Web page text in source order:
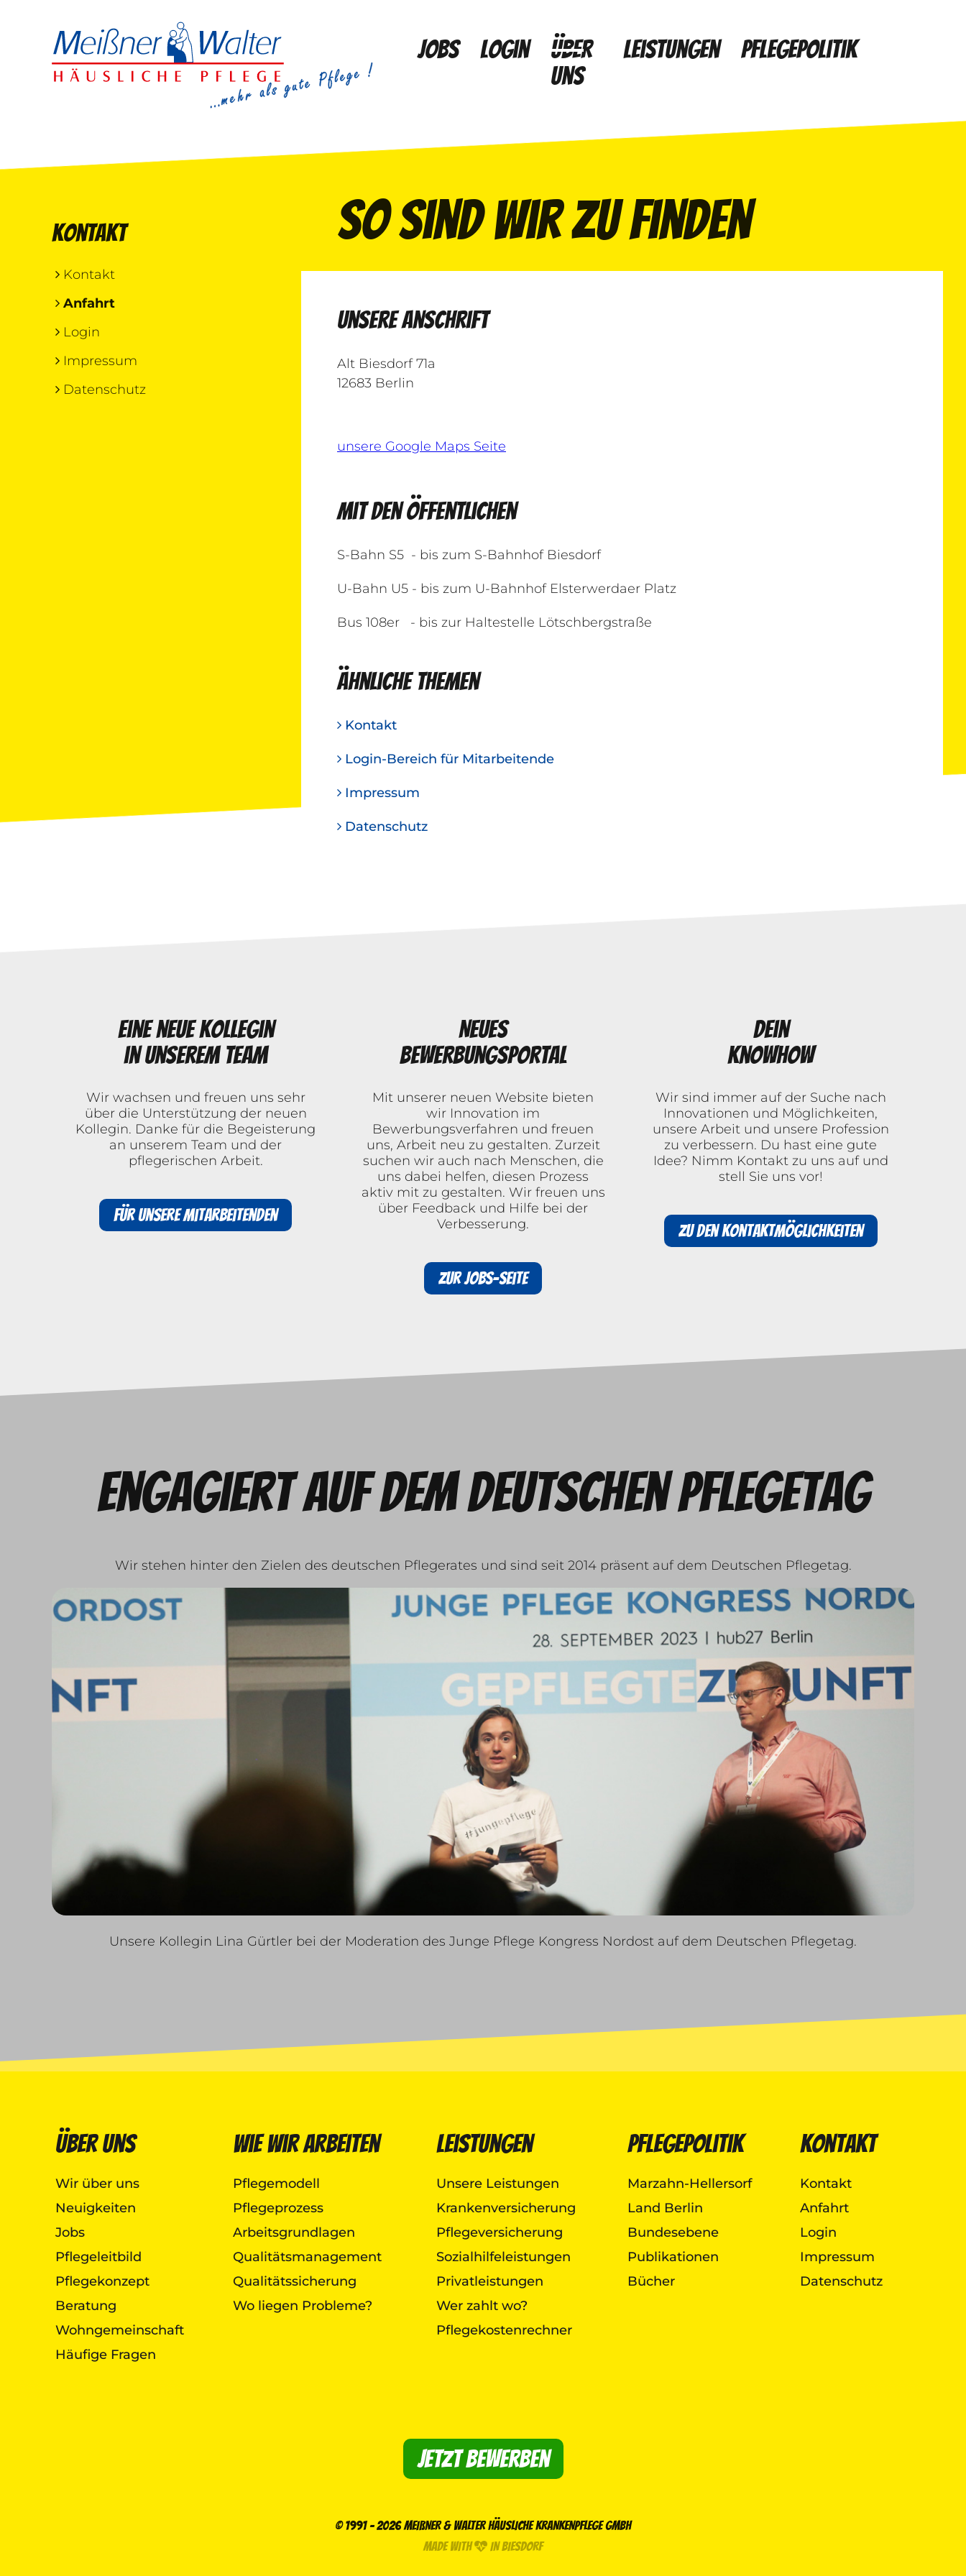
Jobs Login
Über
uns
Leistungen Pflegepolitik
Kontakt
Kontakt
Anfahrt
Login
Impressum
Datenschutz
So sind wir zu finden
unsere Anschrift
Alt Biesdorf 71a
12683 Berlin
unsere Google Maps Seite
Mit den Öffentlichen
S-Bahn S5 - bis zum S-Bahnhof Biesdorf
U-Bahn U5 - bis zum U-Bahnhof Elsterwerdaer Platz
Bus 108er - bis zur Haltestelle Lötschbergstraße
Ähnliche Themen
Kontakt
Login-Bereich für Mitarbeitende
Impressum
Datenschutz
Eine neue Kollegin
in unserem Team
Wir wachsen und freuen uns sehr
über die Unterstützung der neuen
Kollegin. Danke für die Begeisterung
an unserem Team und der
pflegerischen Arbeit.
Für unsere Mitarbeitenden
Neues
Bewerbungsportal
Mit unserer neuen Website bieten
wir Innovation im
Bewerbungsverfahren und freuen
uns, Arbeit neu zu gestalten. Zurzeit
suchen wir auch nach Menschen, die
uns dabei helfen, diesen Prozess
aktiv mit zu gestalten. Wir freuen uns
über Feedback und Hilfe bei der
Verbesserung.
Zur Jobs-Seite
Dein
Knowhow
Wir sind immer auf der Suche nach
Innovationen und Möglichkeiten,
unsere Arbeit und unsere Profession
zu verbessern. Du hast eine gute
Idee? Nimm Kontakt zu uns auf und
stell Sie uns vor!
Zu den Kontaktmöglichkeiten
Engagiert auf dem deutschen Pflegetag
Wir stehen hinter den Zielen des deutschen Pflegerates und sind seit 2014 präsent auf dem Deutschen Pflegetag.
Unsere Kollegin Lina Gürtler bei der Moderation des Junge Pflege Kongress Nordost auf dem Deutschen Pflegetag.
Über uns
Wir über uns
Neuigkeiten
Jobs
Pflegeleitbild
Pflegekonzept
Beratung
Wohngemeinschaft
Häufige Fragen
Wie wir arbeiten
Pflegemodell
Pflegeprozess
Arbeitsgrundlagen
Qualitätsmanagement
Qualitätssicherung
Wo liegen Probleme?
Leistungen
Unsere Leistungen
Krankenversicherung
Pflegeversicherung
Sozialhilfeleistungen
Privatleistungen
Wer zahlt wo?
Pflegekostenrechner
Pflegepolitik
Marzahn-Hellersorf
Land Berlin
Bundesebene
Publikationen
Bücher
Kontakt
Kontakt
Anfahrt
Login
Impressum
Datenschutz
Jetzt bewerben
© 1991 - 2026 MEIßNER & WALTER HÄUSLICHE KRANKENPFLEGE GMBH
MADE WITH
IN BIESDORF